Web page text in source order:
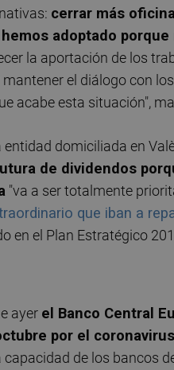
cerrar más
adoptado
la aportación de los
el diálogo con
acabe esta situación",
entidad domiciliada en
de dividendos
"va a ser totalmente
que iban a
en el Plan Estratégico
ayer el Banco Central
por el coronavirus
de los bancos